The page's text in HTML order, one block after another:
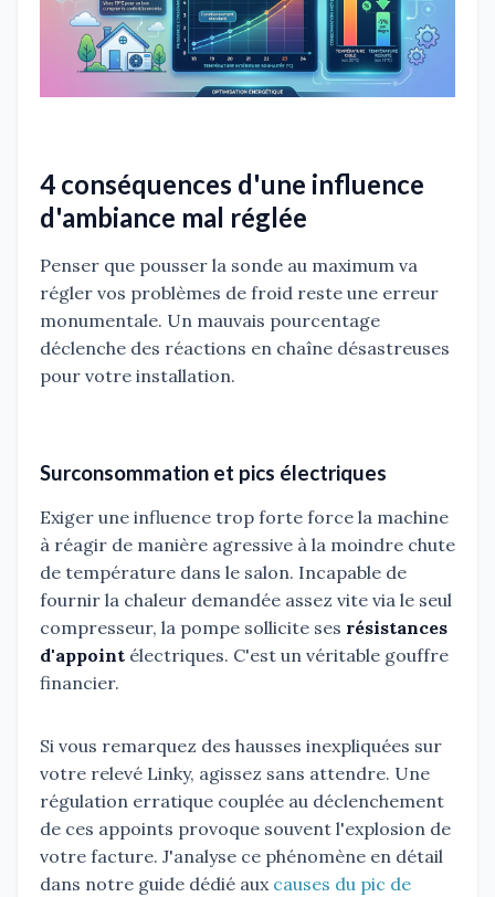
4 conséquences d'une influence
d'ambiance mal réglée
Penser que pousser la sonde au maximum va
régler vos problèmes de froid reste une erreur
monumentale. Un mauvais pourcentage
déclenche des réactions en chaîne désastreuses
pour votre installation.
Surconsommation et pics électriques
Exiger une influence trop forte force la machine
à réagir de manière agressive à la moindre chute
de température dans le salon. Incapable de
fournir la chaleur demandée assez vite via le seul
compresseur, la pompe sollicite ses résistances
d'appoint électriques. C'est un véritable gouffre
financier.
Si vous remarquez des hausses inexpliquées sur
votre relevé Linky, agissez sans attendre. Une
régulation erratique couplée au déclenchement
de ces appoints provoque souvent l'explosion de
votre facture. J'analyse ce phénomène en détail
dans notre guide dédié aux causes du pic de